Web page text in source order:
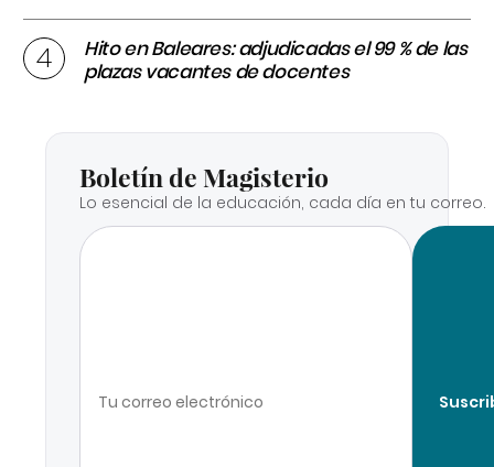
Hito en Baleares: adjudicadas el 99 % de las
plazas vacantes de docentes
Boletín de Magisterio
Lo esencial de la educación, cada día en tu correo.